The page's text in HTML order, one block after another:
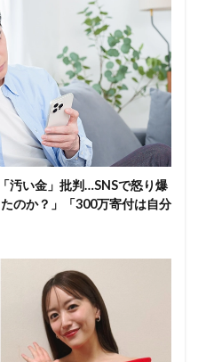
汚い金」批判…SNSで怒り爆
のか？」「300万寄付は自分